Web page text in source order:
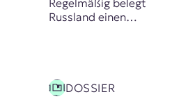
Regelmäßig belegt
Russland einen…
DOSSIER